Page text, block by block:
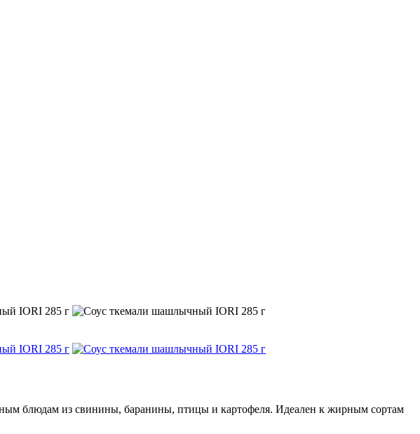
блюдам из свинины, баранины, птицы и картофеля. Идеален к жирным сортам